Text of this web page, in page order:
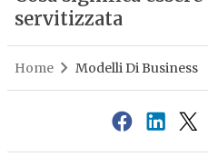
servitizzata
Home Modelli Di Business